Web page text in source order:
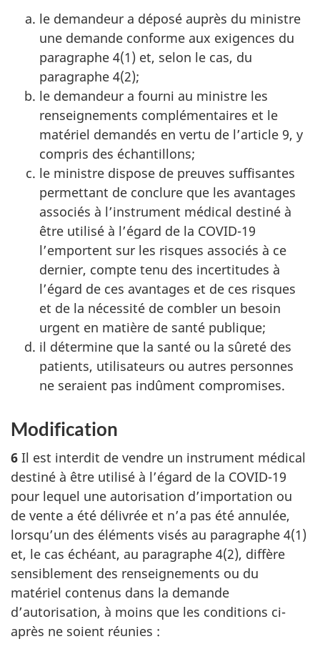
le demandeur a déposé auprès du ministre
une demande conforme aux exigences du
paragraphe 4‍(1) et, selon le cas, du
paragraphe 4‍(2);
le demandeur a fourni au ministre les
renseignements complémentaires et le
matériel demandés en vertu de l’article 9, y
compris des échantillons;
le ministre dispose de preuves suffisantes
permettant de conclure que les avantages
associés à l’instrument médical destiné à
être utilisé à l’égard de la COVID-19
l’emportent sur les risques associés à ce
dernier, compte tenu des incertitudes à
l’égard de ces avantages et de ces risques
et de la nécessité de combler un besoin
urgent en matière de santé publique;
il détermine que la santé ou la sûreté des
patients, utilisateurs ou autres personnes
ne seraient pas indûment compromises.
Modification
6 Il est interdit de vendre un instrument médical
destiné à être utilisé à l’égard de la COVID-19
pour lequel une autorisation d’importation ou
de vente a été délivrée et n’a pas été annulée,
lorsqu’un des éléments visés au paragraphe 4‍(1)
et, le cas échéant, au paragraphe 4‍(2), diffère
sensiblement des renseignements ou du
matériel contenus dans la demande
d’autorisation, à moins que les conditions ci-
après ne soient réunies :